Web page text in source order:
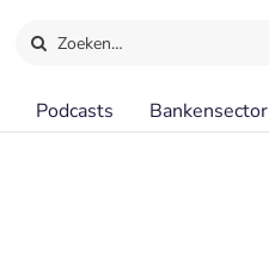
Zoeken…
Podcasts Bankensector